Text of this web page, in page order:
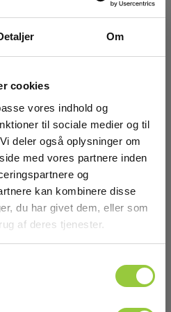
Om
cookies
vores indhold og
til sociale medier og til
deler også oplysninger om
med vores partnere inden
og
kan kombinere disse
du har givet dem, eller som
af deres tjenester.